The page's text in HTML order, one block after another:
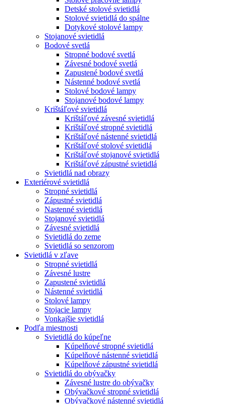
Detské stolové svietidlá
Stolové svietidlá do spálne
Dotykové stolové lampy
Stojanové svietidlá
Bodové svetlá
Stropné bodové svetlá
Závesné bodové svetlá
Zapustené bodové svetlá
Nástenné bodové svetlá
Stolové bodové lampy
Stojanové bodové lampy
Krištáľové svietidlá
Krištáľové závesné svietidlá
Krištáľové stropné svietidlá
Krištáľové nástenné svietidlá
Krištáľové stolové svietidlá
Krištáľové stojanové svietidlá
Krištáľové zápustné svietidlá
Svietidlá nad obrazy
Exteriérové svietidlá
Stropné svietidlá
Zápustné svietidlá
Nastenné svietidlá
Stojanové svietidlá
Závesné svietidlá
Svietidlá do zeme
Svietidlá so senzorom
Svietidlá v zľave
Stropné svietidlá
Závesné lustre
Zapustené svietidlá
Nástenné svietidlá
Stolové lampy
Stojacie lampy
Vonkajšie svietidlá
Podľa miestnosti
Svietidlá do kúpeľne
Kúpelňové stropné svietidlá
Kúpelňové nástenné svietidlá
Kúpelňové zápustné svietidlá
Svietidlá do obývačky
Závesné lustre do obývačky
Obývačkové stropné svietidlá
Obývačkové nástenné svietidlá